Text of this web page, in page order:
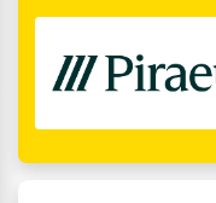
Ζαγοροχώρια
Ζάκυνθος
Η
Ηλεία